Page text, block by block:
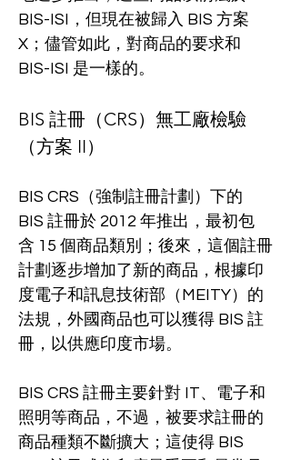
BIS-ISI，但現在被歸入 BIS 方案
X；儘管如此，對商品的要求和
BIS-ISI 是一樣的。
BIS 註冊（CRS）無工廠檢驗
（方案 II）
BIS CRS（強制註冊計劃）下的
BIS 註冊於 2012 年推出，最初包
含 15 個商品類別；後來，這個註冊
計劃逐步增加了新的商品，根據印
度電子和訊息技術部（MEITY）的
法規，外國商品也可以獲得 BIS 註
冊，以供應印度市場。
BIS CRS 註冊主要針對 IT、電子和
照明等商品，不過，被要求註冊的
商品種類不斷擴大；這使得 BIS